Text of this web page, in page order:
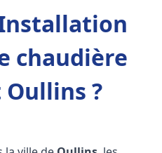
chaudière
?